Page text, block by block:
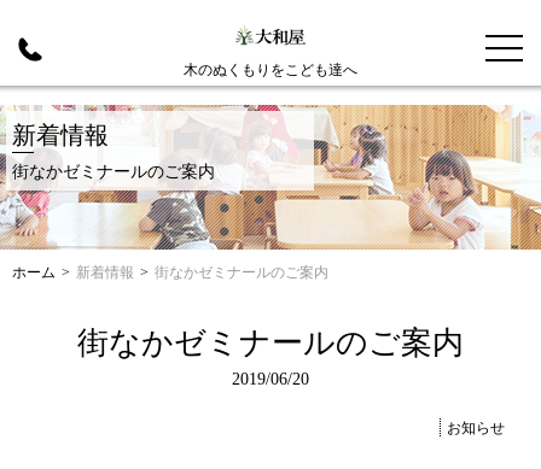
木のぬくもりをこども達へ
新着情報
街なかゼミナールのご案内
ホーム > 新着情報 > 街なかゼミナールのご案内
街なかゼミナールのご案内
2019/06/20
お知らせ